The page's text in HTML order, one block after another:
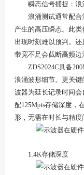
瞬态信号捕捉：浪
浪涌测试通常配
产生的高压瞬态。此类
出现时刻难以预判。还
带宽不足会截断高频边
ZDS2024C具备
浪涌波形细节。更关
波器为延长记录时间
配125Mpts存储深度，
形，无需在时长与精度
1.4K存储深度